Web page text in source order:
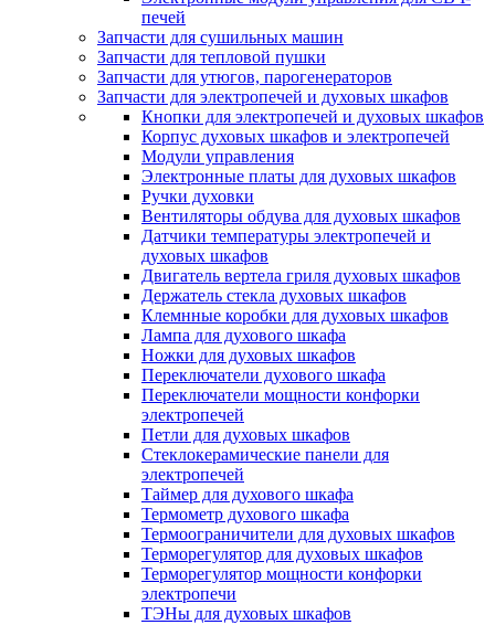
печей
Запчасти для сушильных машин
Запчасти для тепловой пушки
Запчасти для утюгов, парогенераторов
Запчасти для электропечей и духовых шкафов
Кнопки для электропечей и духовых шкафов
Корпус духовых шкафов и электропечей
Модули управления
Электронные платы для духовых шкафов
Ручки духовки
Вентиляторы обдува для духовых шкафов
Датчики температуры электропечей и
духовых шкафов
Двигатель вертела гриля духовых шкафов
Держатель стекла духовых шкафов
Клемнные коробки для духовых шкафов
Лампа для духового шкафа
Ножки для духовых шкафов
Переключатели духового шкафа
Переключатели мощности конфорки
электропечей
Петли для духовых шкафов
Стеклокерамические панели для
электропечей
Таймер для духового шкафа
Термометр духового шкафа
Термоограничители для духовых шкафов
Терморегулятор для духовых шкафов
Терморегулятор мощности конфорки
электропечи
ТЭНы для духовых шкафов